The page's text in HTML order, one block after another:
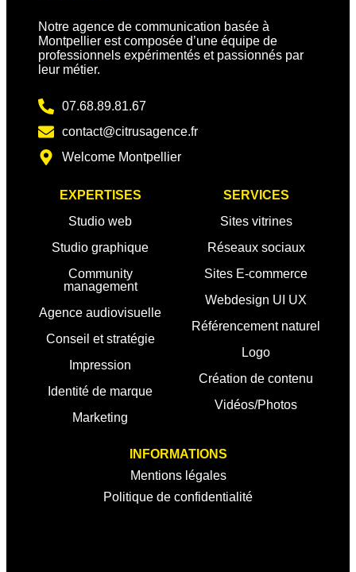
Notre agence de communication basée à
Montpellier est composée d’une équipe de
professionnels expérimentés et passionnés par
leur métier.
07.68.89.81.67
contact@citrusagence.fr
Welcome Montpellier
EXPERTISES
Studio web
Studio graphique
Community
management
Agence audiovisuelle
Conseil et stratégie
Impression
Identité de marque
Marketing
SERVICES
Sites vitrines
Réseaux sociaux
Sites E-commerce
Webdesign UI UX
Référencement naturel
Logo
Création de contenu
Vidéos/Photos
INFORMATIONS
Mentions légales
Politique de confidentialité